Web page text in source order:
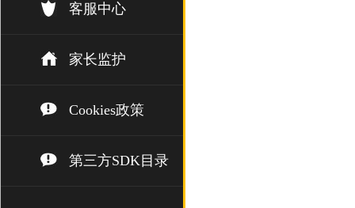
客服中心
家长监护
Cookies政策
第三方SDK目录